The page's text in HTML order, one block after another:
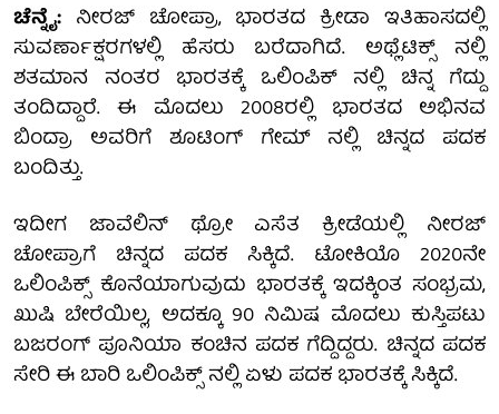
ಚೆನ್ನೈ: ನೀರಜ್ ಚೋಪ್ರಾ, ಭಾರತದ ಕ್ರೀಡಾ ಇತಿಹಾಸದಲ್ಲಿ
ಸುವರ್ಣಾಕ್ಷರಗಳಲ್ಲಿ ಹೆಸರು ಬರೆದಾಗಿದೆ. ಅಥ್ಲೆಟಿಕ್ಸ್ ನಲ್ಲಿ
ಶತಮಾನ ನಂತರ ಭಾರತಕ್ಕೆ ಒಲಿಂಪಿಕ್ ನಲ್ಲಿ ಚಿನ್ನ ಗೆದ್ದು
ತಂದಿದ್ದಾರೆ. ಈ ಮೊದಲು 2008ರಲ್ಲಿ ಭಾರತದ ಅಭಿನವ
ಬಿಂದ್ರಾ ಅವರಿಗೆ ಶೂಟಿಂಗ್ ಗೇಮ್ ನಲ್ಲಿ ಚಿನ್ನದ ಪದಕ
ಬಂದಿತ್ತು.
ಇದೀಗ ಜಾವೆಲಿನ್ ಥ್ರೋ ಎಸೆತ ಕ್ರೀಡೆಯಲ್ಲಿ ನೀರಜ್
ಚೋಪ್ರಾಗೆ ಚಿನ್ನದ ಪದಕ ಸಿಕ್ಕಿದೆ. ಟೋಕಿಯೊ 2020ನೇ
ಒಲಿಂಪಿಕ್ಸ್ ಕೊನೆಯಾಗುವುದು ಭಾರತಕ್ಕೆ ಇದಕ್ಕಿಂತ ಸಂಭ್ರಮ,
ಖುಷಿ ಬೇರೆಯಿಲ್ಲ, ಅದಕ್ಕೂ 90 ನಿಮಿಷ ಮೊದಲು ಕುಸ್ತಿಪಟು
ಬಜರಂಗ್ ಪೂನಿಯಾ ಕಂಚಿನ ಪದಕ ಗೆದ್ದಿದ್ದರು. ಚಿನ್ನದ ಪದಕ
ಸೇರಿ ಈ ಬಾರಿ ಒಲಿಂಪಿಕ್ಸ್ ನಲ್ಲಿ ಏಳು ಪದಕ ಭಾರತಕ್ಕೆ ಸಿಕ್ಕಿದೆ.